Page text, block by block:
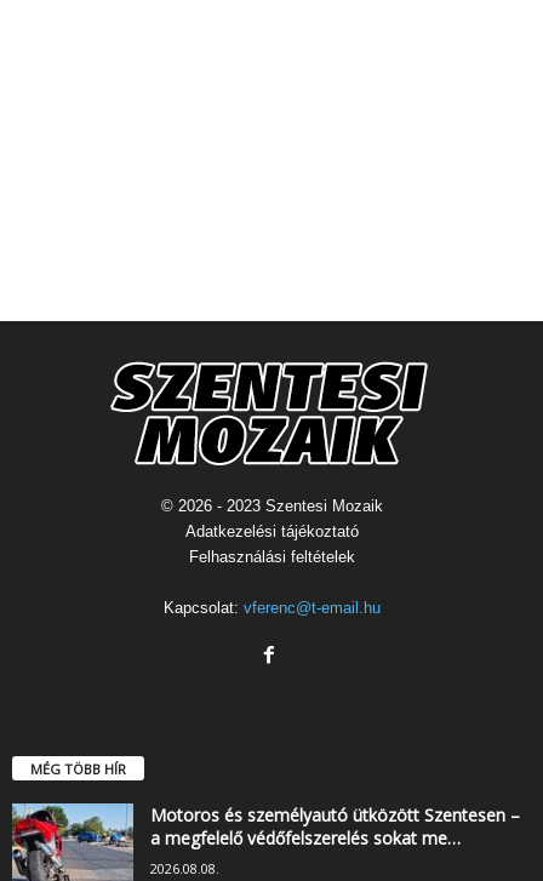
© 2026 - 2023 Szentesi Mozaik
Adatkezelési tájékoztató
Felhasználási feltételek
Kapcsolat: vferenc@t-email.hu
MÉG TÖBB HÍR
Motoros és személyautó ütközött Szentesen –
a megfelelő védőfelszerelés sokat me…
2026.08.08.